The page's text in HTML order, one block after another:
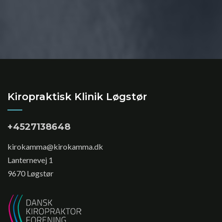
Kiropraktisk Klinik Løgstør
+4527138648
kirokamma@kirokamma.dk
Lanternevej 1
9670 Løgstør